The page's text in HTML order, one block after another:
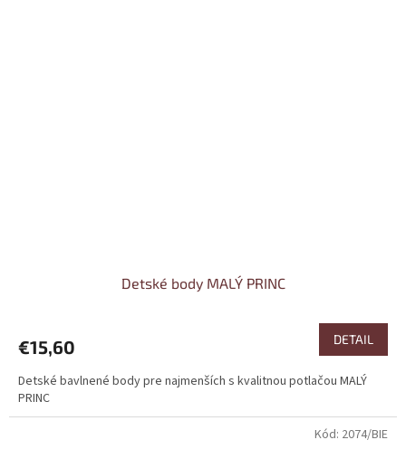
Detské body MALÝ PRINC
€15,60 DETAIL
Detské bavlnené body pre najmenších s kvalitnou potlačou MALÝ
PRINC
Kód: 2074/BIE